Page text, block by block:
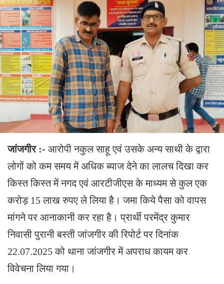
जांजगीर :- आरोपी नकुल साहू एवं उसके अन्य साथी के द्वारा
लोगों को कम समय में अधिक ब्याज देने का लालच दिखा कर
किस्त किस्त में नगद एवं आरटीजीएस के माध्यम से कुल एक
करोड़ 15 लाख रुपए ले लिया है। जमा किये पैसा को वापस
मांगने पर आनाकानी कर रहा है। प्रार्थी परमेंद्र कुमार
निवासी पुरानी बस्ती जांजगीर की रिपोर्ट पर दिनांक
22.07.2025 को थाना जांजगीर में अपराध कायम कर
विवेचना लिया गया।